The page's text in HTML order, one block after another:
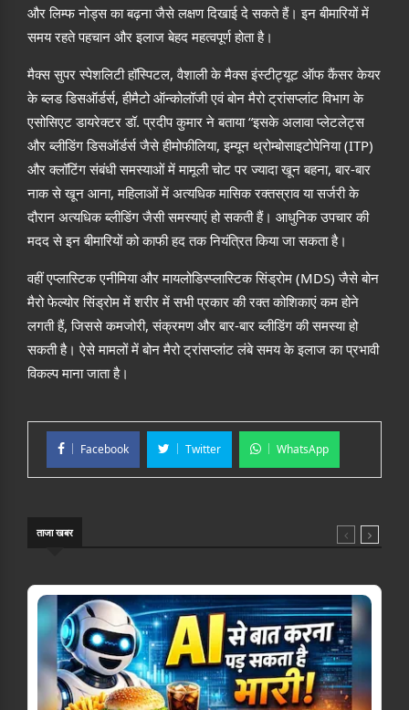
और लिम्फ नोड्स का बढ़ना जैसे लक्षण दिखाई दे सकते हैं। इन बीमारियों में
समय रहते पहचान और इलाज बेहद महत्वपूर्ण होता है।
मैक्स सुपर स्पेशलिटी हॉस्पिटल, वैशाली के मैक्स इंस्टीट्यूट ऑफ कैंसर केयर
के ब्लड डिसऑर्डर्स, हीमैटो ऑन्कोलॉजी एवं बोन मैरो ट्रांसप्लांट विभाग के
एसोसिएट डायरेक्टर डॉ. प्रदीप कुमार ने बताया “इसके अलावा प्लेटलेट्स
और ब्लीडिंग डिसऑर्डर्स जैसे हीमोफीलिया, इम्यून थ्रोम्बोसाइटोपेनिया (ITP)
और क्लॉटिंग संबंधी समस्याओं में मामूली चोट पर ज्यादा खून बहना, बार-बार
नाक से खून आना, महिलाओं में अत्यधिक मासिक रक्तस्राव या सर्जरी के
दौरान अत्यधिक ब्लीडिंग जैसी समस्याएं हो सकती हैं। आधुनिक उपचार की
मदद से इन बीमारियों को काफी हद तक नियंत्रित किया जा सकता है।
वहीं एप्लास्टिक एनीमिया और मायलोडिस्प्लास्टिक सिंड्रोम (MDS) जैसे बोन
मैरो फेल्योर सिंड्रोम में शरीर में सभी प्रकार की रक्त कोशिकाएं कम होने
लगती हैं, जिससे कमजोरी, संक्रमण और बार-बार ब्लीडिंग की समस्या हो
सकती है। ऐसे मामलों में बोन मैरो ट्रांसप्लांट लंबे समय के इलाज का प्रभावी
विकल्प माना जाता है।
Facebook Twitter WhatsApp
ताजा खबर